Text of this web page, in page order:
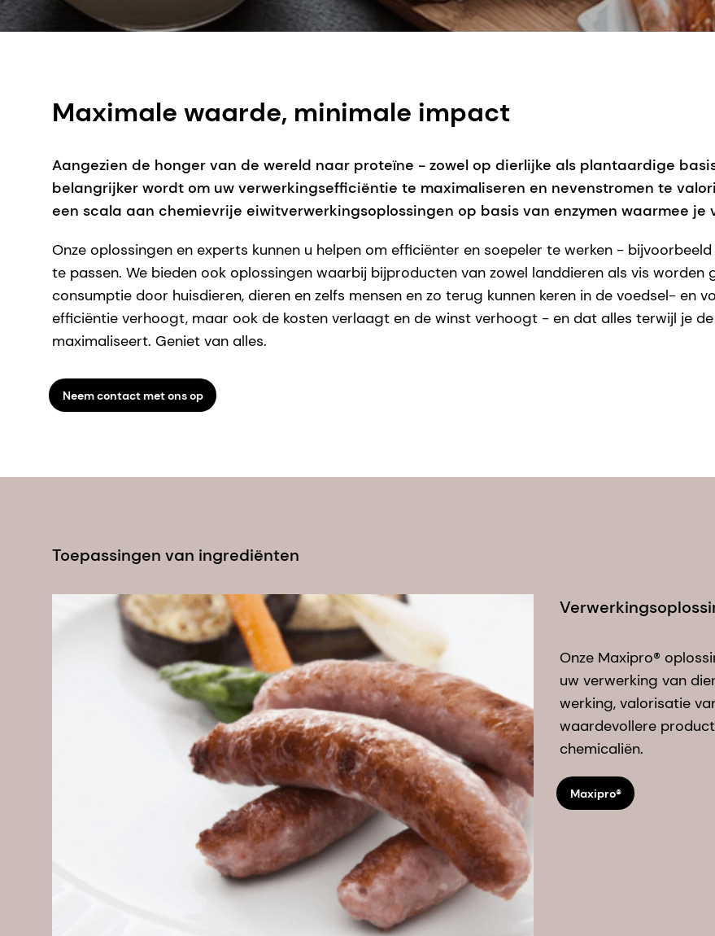
Maximale waarde, minimale impact
Aangezien de honger van de wereld naar proteïne - zowel op dierlijke als plantaardige
belangrijker wordt om uw verwerkingsefficiëntie te maximaliseren en nevenstromen te
een scala aan chemievrije eiwitverwerkingsoplossingen op basis van enzymen waarmee je
Onze oplossingen en experts kunnen u helpen om efficiënter en soepeler te werken -
te passen. We bieden ook oplossingen waarbij bijproducten van zowel landdieren als vis worden
consumptie door huisdieren, dieren en zelfs mensen en zo terug kunnen keren in de voedsel- en
efficiëntie verhoogt, maar ook de kosten verlaagt en de winst verhoogt - en dat alles terwijl je
maximaliseert. Geniet van alles.
Neem contact met ons op
Toepassingen van ingrediënten
Onze Maxipro®
uw verwerking van
werking, valorisatie
waardevollere
chemicaliën.
Maxipro®